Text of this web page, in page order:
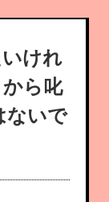
けれ
ら叱
ないで